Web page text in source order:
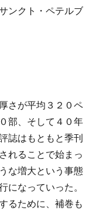
ンクト・ペテルブ
さが平均３２０ペ
部、そして４０年
誌はもともと季刊
れることで始まっ
な増大という事態
になっていった。
るために、補巻も